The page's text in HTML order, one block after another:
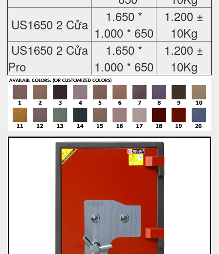
US1650 2 Cửa
1.650 *
1.000 * 650
1.200 ±
10Kg
US1650 2 Cửa
Pro
1.650 *
1.000 * 650
1.200 ±
10Kg